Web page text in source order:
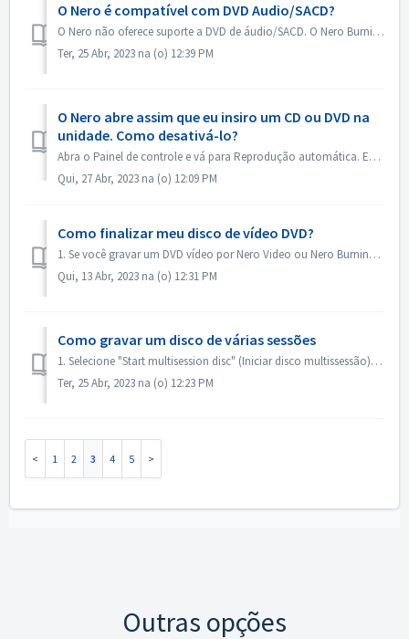
O Nero é compatível com DVD Audio/SACD?
O Nero não oferece suporte a DVD de áudio/SACD. O Nero Burning ROM suporta apenas a gravação de CD de áudio em 44100 hz.
Ter, 25 Abr, 2023 na (o) 12:39 PM
O Nero abre assim que eu insiro um CD ou DVD na
unidade. Como desativá-lo?
Abra o Painel de controle e vá para Reprodução automática. Encontre a configuração de cada DVD ou CD. Defina como "Ask me every time" (Perguntar s...
Qui, 27 Abr, 2023 na (o) 12:09 PM
Como finalizar meu disco de vídeo DVD?
1. Se você gravar um DVD vídeo por Nero Video ou Nero Burning ROM, o disco será finalizado automaticamente e será reproduzido na maioria dos aparelhos. 2. ...
Qui, 13 Abr, 2023 na (o) 12:31 PM
Como gravar um disco de várias sessões
1. Selecione "Start multisession disc" (Iniciar disco multissessão) para a primeira gravação. 2. Insira o disco gravado novamente. Selecione...
Ter, 25 Abr, 2023 na (o) 12:23 PM
1 2 3 4 5
Outras opções